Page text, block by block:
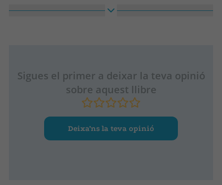
Sigues el primer a deixar la teva opinió
sobre aquest llibre
Deixa’ns la teva opinió